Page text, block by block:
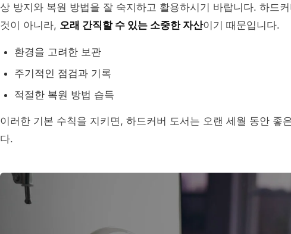
상 방지와 복원 방법을 잘 숙지하고 활용하시기 바랍니다. 하드
것이 아니라, 오래 간직할 수 있는 소중한 자산이기 때문입니다.
환경을 고려한 보관
주기적인 점검과 기록
적절한 복원 방법 습득
이러한 기본 수칙을 지키면, 하드커버 도서는 오랜 세월 동안 좋
다.